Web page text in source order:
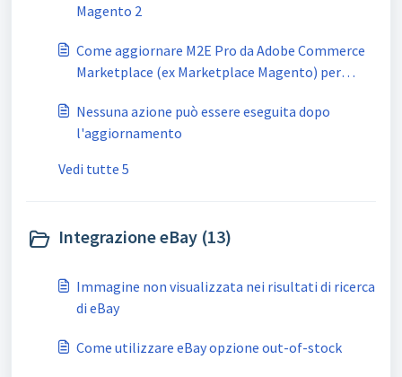
Magento 2
Come aggiornare M2E Pro da Adobe Commerce
Marketplace (ex Marketplace Magento) per
Nessuna azione può essere eseguita dopo
l'aggiornamento
Vedi tutte 5
Integrazione eBay (13)
Immagine non visualizzata nei risultati di ricerca
di eBay
Come utilizzare eBay opzione out-of-stock